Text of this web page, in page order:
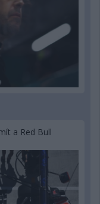
a Red Bull